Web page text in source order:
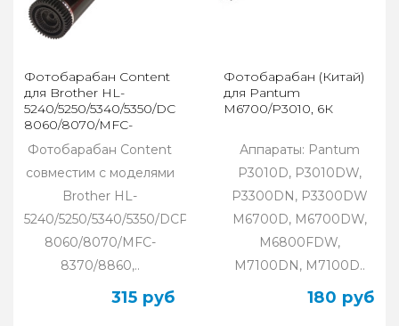
Фотобарабан Content
для Brother HL-
5240/5250/5340/5350/DCP-
8060/8070/MFC-
8370/8860,DR3100/3200
Фотобарабан Content
совместим с моделями
Brother HL-
5240/5250/5340/5350/DCP-
8060/8070/MFC-
8370/8860,..
315 руб
Фотобарабан (Китай)
для Pantum
M6700/P3010, 6К
Аппараты: Pantum
P3010D, P3010DW,
P3300DN, P3300DW
M6700D, M6700DW,
M6800FDW,
M7100DN, M7100D..
180 руб